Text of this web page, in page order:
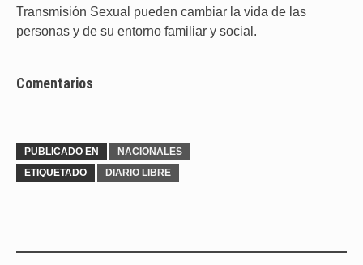
Transmisión Sexual pueden cambiar la vida de las
personas y de su entorno familiar y social.
Comentarios
PUBLICADO EN
NACIONALES
ETIQUETADO
DIARIO LIBRE